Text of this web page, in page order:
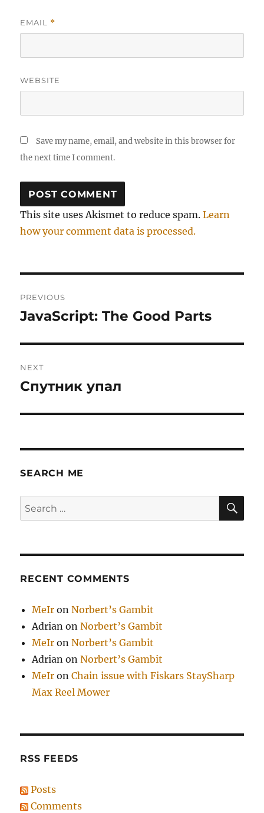
EMAIL *
WEBSITE
Save my name, email, and website in this browser for
the next time I comment.
This site uses Akismet to reduce spam.Learn
how your comment data is processed.
navigation
PREVIOUS
Previous
JavaScript: The Good Parts
NEXT
Next
Спутник упал
SEARCH ME
Search
for:
RECENT COMMENTS
MeIr onNorbert’s Gambit
Adrian onNorbert’s Gambit
MeIr onNorbert’s Gambit
Adrian onNorbert’s Gambit
MeIr onChain issue with Fiskars StaySharp
Max Reel Mower
RSS FEEDS
Posts
Comments